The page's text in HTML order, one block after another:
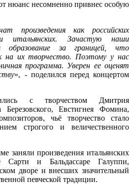
нюанс несомненно привнес особую
произведения как российских
итальянских. Зачастую наши
образование за границей, что
на их творчество. Поэтому у нас
программа. Уверен ее оценят
», - поделился перед концертом
с творчеством Дмитрия
Березовского, Евстигнея Фомина,
чьё творчество стало
строгого и величественного
заняли произведения итальянских
и Бальдассаре Галуппи,
дворе и внесших значительный
певческой традиции.